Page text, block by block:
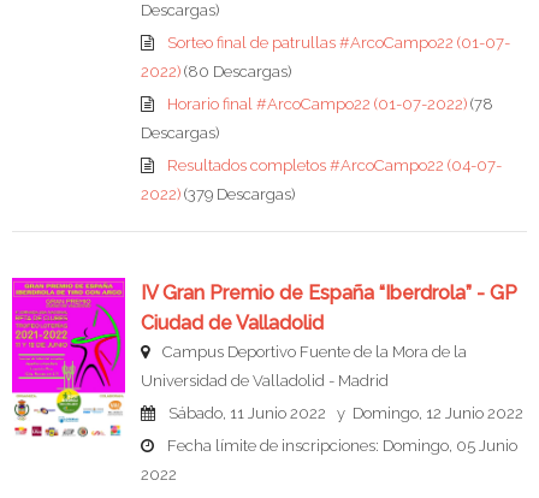
Descargas)
Sorteo final de patrullas #ArcoCampo22 (01-07-
2022) (80 Descargas)
Horario final #ArcoCampo22 (01-07-2022) (78
Descargas)
Resultados completos #ArcoCampo22 (04-07-
2022) (379 Descargas)
IV Gran Premio de España “Iberdrola” - GP
Ciudad de Valladolid
Campus Deportivo Fuente de la Mora de la
Universidad de Valladolid - Madrid
Sábado, 11 Junio 2022 y Domingo, 12 Junio 2022
Fecha límite de inscripciones: Domingo, 05 Junio
2022